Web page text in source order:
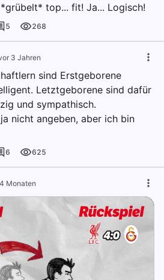
top... fit! Ja... Logisch!
5 268
3 Jahren
sind Erstgeborene
Letztgeborene sind dafür
und sympathisch.
nicht angeben, aber ich bin
6 625
Monaten